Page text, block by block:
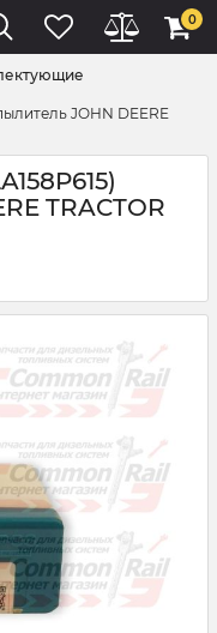
0
JOHN DEERE
TRACTOR